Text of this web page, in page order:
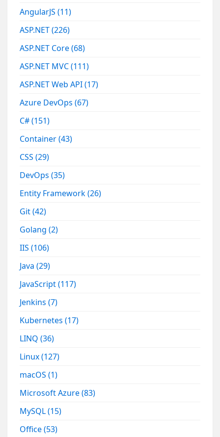
AngularJS(11)
ASP.NET(226)
ASP.NET Core(68)
ASP.NET MVC(111)
ASP.NET Web API(17)
Azure DevOps(67)
C#(151)
Container(43)
CSS(29)
DevOps(35)
Entity Framework(26)
Git(42)
Golang(2)
IIS(106)
Java(29)
JavaScript(117)
Jenkins(7)
Kubernetes(17)
LINQ(36)
Linux(127)
macOS(1)
Microsoft Azure(83)
MySQL(15)
Office(53)